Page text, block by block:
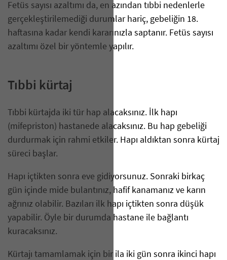
Fetüs sayısı azaltımı da, en azından tıbbi nedenlerle
gerçekleştirilemediği durumlar hariç, gebeliğin 18.
haftasına kadar kendi kararınızla saptanır. Fetüs sayısı
azaltımı özel bir yöntemle yapılır.
Tıbbi kürtaj
Tıbbi kürtajda iki tür hap alacaksınız. İlk hapı
(mifepriston) hastanede alacaksınız. Bu hap gebeliği
durdurmak için rahmi etkiler. Hapı aldıktan sonra kürtaj
süreci başlar.
Hapı içtikten sonra eve gidiyorsunuz. Sonraki birkaç
gün içinde mide bulantınız, hafif kanamanız ve karın
ağrınız olabilir. Bazıları ilk hapı içtikten sonra düşük
yapabilir. Öyle bir durumda hastane ile bağlantı
kuracaksınız.
Kürtajı tamamlamak için bir ila iki gün sonra ikinci hapı